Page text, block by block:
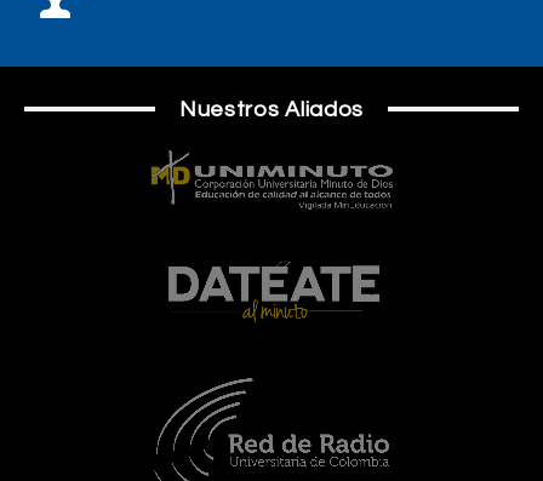
Nuestros Aliados